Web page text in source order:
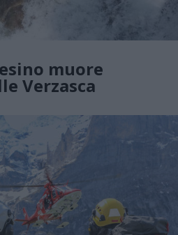
muore
Verzasca